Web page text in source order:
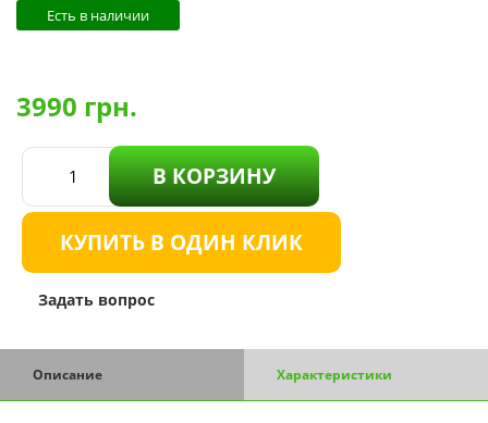
Есть в наличии
3990 грн.
В КОРЗИНУ
КУПИТЬ В ОДИН КЛИК
Задать вопрос
Описание Характеристики